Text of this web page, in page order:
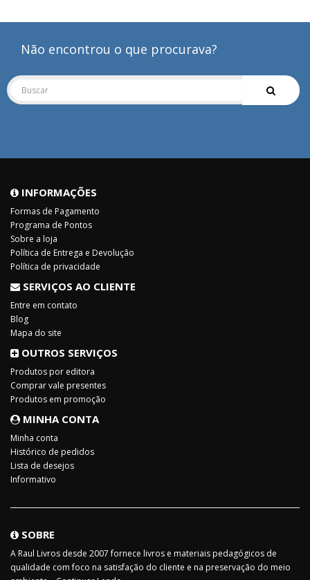
Não encontrou o que procurava?
INFORMAÇÕES
Formas de Pagamento
Programa de Pontos
Sobre a loja
Política de Entrega e Devolução
Política de privacidade
SERVIÇOS AO CLIENTE
Entre em contato
Blog
Mapa do site
OUTROS SERVIÇOS
Produtos por editora
Comprar vale presentes
Produtos em promoção
MINHA CONTA
Minha conta
Histórico de pedidos
Lista de desejos
Informativo
SOBRE
A Raul Livros desde 2007 fornece livros e materiais pedagógicos de
qualidade com foco na satisfação do cliente e na preservação do meio